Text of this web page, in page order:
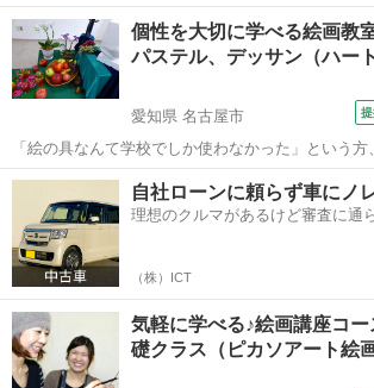
す。 美大・短大はもちろんのこと、九州高校デザ
など地元の芸術系高校にも力を入れています。 １
一人ひとりの志望校に合わせた個別カリ...
福岡 福岡市 デッサン
個性を大切に学べる絵画教
パステル、デッサン（ハー
愛知県 名古屋市
「絵の具なんて学校でしか使わなかった」という
画の基本から、絵を描く事の喜びまで。 1クラス８
人1人の個性を大切に指導します。休んでしまって
えOK。経験者の方には、より絵画...
愛知 名古屋市
自社ローンに頼らず車にノ
理想のクルマがあるけど審査に通
（株）ICT
気軽に学べる♪絵画講座コ
礎クラス（ピカソアート絵